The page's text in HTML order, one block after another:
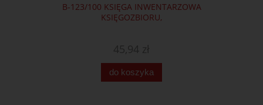
B-123/100 KSIĘGA INWENTARZOWA
KSIĘGOZBIORU,
do koszyka